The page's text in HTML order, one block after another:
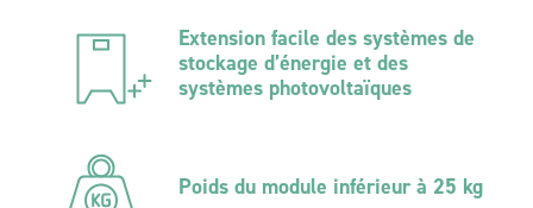
Extension facile des systèmes de
stockage d’énergie et des
systèmes photovoltaïques
Poids du module inférieur à 25 kg